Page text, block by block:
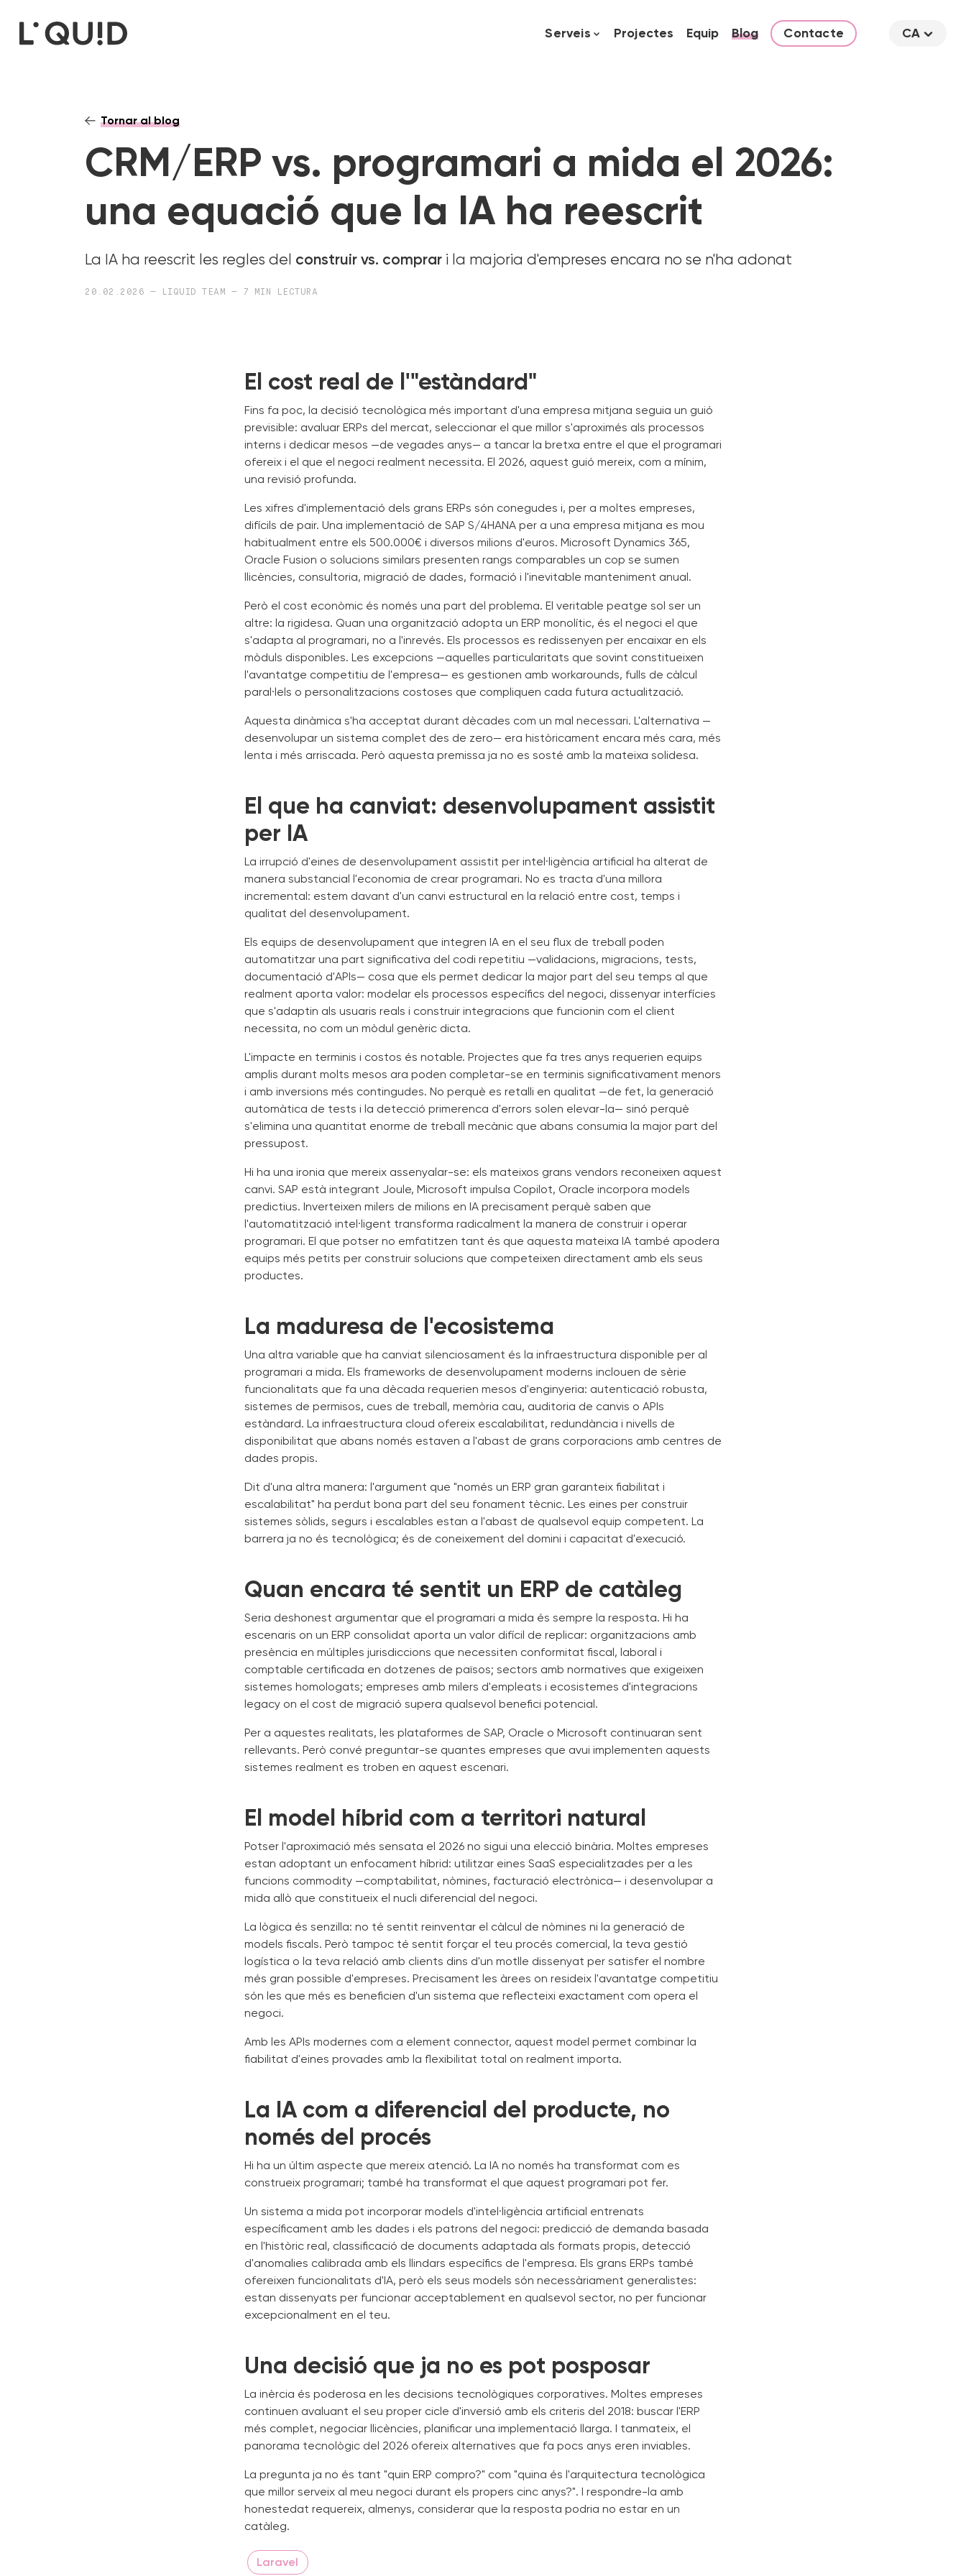
Serveis Projectes Equip Blog Contacte CA
Tornar al blog
CRM/ERP vs. programari a mida el 2026:
una equació que la IA ha reescrit
La IA ha reescrit les regles del construir vs. comprar i la majoria d'empreses encara no se n'ha adonat
20.02.2026 — LIQUID TEAM — 7 MIN LECTURA
El cost real de l'"estàndard"
Fins fa poc, la decisió tecnològica més important d'una empresa mitjana seguia un guió
previsible: avaluar ERPs del mercat, seleccionar el que millor s'aproximés als processos
interns i dedicar mesos —de vegades anys— a tancar la bretxa entre el que el programari
ofereix i el que el negoci realment necessita. El 2026, aquest guió mereix, com a mínim,
una revisió profunda.
Les xifres d'implementació dels grans ERPs són conegudes i, per a moltes empreses,
difícils de pair. Una implementació de SAP S/4HANA per a una empresa mitjana es mou
habitualment entre els 500.000€ i diversos milions d'euros. Microsoft Dynamics 365,
Oracle Fusion o solucions similars presenten rangs comparables un cop se sumen
llicències, consultoria, migració de dades, formació i l'inevitable manteniment anual.
Però el cost econòmic és només una part del problema. El veritable peatge sol ser un
altre: la rigidesa. Quan una organització adopta un ERP monolític, és el negoci el que
s'adapta al programari, no a l'inrevés. Els processos es redissenyen per encaixar en els
mòduls disponibles. Les excepcions —aquelles particularitats que sovint constitueixen
l'avantatge competitiu de l'empresa— es gestionen amb workarounds, fulls de càlcul
paral·lels o personalitzacions costoses que compliquen cada futura actualització.
Aquesta dinàmica s'ha acceptat durant dècades com un mal necessari. L'alternativa —
desenvolupar un sistema complet des de zero— era històricament encara més cara, més
lenta i més arriscada. Però aquesta premissa ja no es sosté amb la mateixa solidesa.
El que ha canviat: desenvolupament assistit
per IA
La irrupció d'eines de desenvolupament assistit per intel·ligència artificial ha alterat de
manera substancial l'economia de crear programari. No es tracta d'una millora
incremental: estem davant d'un canvi estructural en la relació entre cost, temps i
qualitat del desenvolupament.
Els equips de desenvolupament que integren IA en el seu flux de treball poden
automatitzar una part significativa del codi repetitiu —validacions, migracions, tests,
documentació d'APIs— cosa que els permet dedicar la major part del seu temps al que
realment aporta valor: modelar els processos específics del negoci, dissenyar interfícies
que s'adaptin als usuaris reals i construir integracions que funcionin com el client
necessita, no com un mòdul genèric dicta.
L'impacte en terminis i costos és notable. Projectes que fa tres anys requerien equips
amplis durant molts mesos ara poden completar-se en terminis significativament menors
i amb inversions més contingudes. No perquè es retalli en qualitat —de fet, la generació
automàtica de tests i la detecció primerenca d'errors solen elevar-la— sinó perquè
s'elimina una quantitat enorme de treball mecànic que abans consumia la major part del
pressupost.
Hi ha una ironia que mereix assenyalar-se: els mateixos grans vendors reconeixen aquest
canvi. SAP està integrant Joule, Microsoft impulsa Copilot, Oracle incorpora models
predictius. Inverteixen milers de milions en IA precisament perquè saben que
l'automatització intel·ligent transforma radicalment la manera de construir i operar
programari. El que potser no emfatitzen tant és que aquesta mateixa IA també apodera
equips més petits per construir solucions que competeixen directament amb els seus
productes.
La maduresa de l'ecosistema
Una altra variable que ha canviat silenciosament és la infraestructura disponible per al
programari a mida. Els frameworks de desenvolupament moderns inclouen de sèrie
funcionalitats que fa una dècada requerien mesos d'enginyeria: autenticació robusta,
sistemes de permisos, cues de treball, memòria cau, auditoria de canvis o APIs
estàndard. La infraestructura cloud ofereix escalabilitat, redundància i nivells de
disponibilitat que abans només estaven a l'abast de grans corporacions amb centres de
dades propis.
Dit d'una altra manera: l'argument que "només un ERP gran garanteix fiabilitat i
escalabilitat" ha perdut bona part del seu fonament tècnic. Les eines per construir
sistemes sòlids, segurs i escalables estan a l'abast de qualsevol equip competent. La
barrera ja no és tecnològica; és de coneixement del domini i capacitat d'execució.
Quan encara té sentit un ERP de catàleg
Seria deshonest argumentar que el programari a mida és sempre la resposta. Hi ha
escenaris on un ERP consolidat aporta un valor difícil de replicar: organitzacions amb
presència en múltiples jurisdiccions que necessiten conformitat fiscal, laboral i
comptable certificada en dotzenes de països; sectors amb normatives que exigeixen
sistemes homologats; empreses amb milers d'empleats i ecosistemes d'integracions
legacy on el cost de migració supera qualsevol benefici potencial.
Per a aquestes realitats, les plataformes de SAP, Oracle o Microsoft continuaran sent
rellevants. Però convé preguntar-se quantes empreses que avui implementen aquests
sistemes realment es troben en aquest escenari.
El model híbrid com a territori natural
Potser l'aproximació més sensata el 2026 no sigui una elecció binària. Moltes empreses
estan adoptant un enfocament híbrid: utilitzar eines SaaS especialitzades per a les
funcions commodity —comptabilitat, nòmines, facturació electrònica— i desenvolupar a
mida allò que constitueix el nucli diferencial del negoci.
La lògica és senzilla: no té sentit reinventar el càlcul de nòmines ni la generació de
models fiscals. Però tampoc té sentit forçar el teu procés comercial, la teva gestió
logística o la teva relació amb clients dins d'un motlle dissenyat per satisfer el nombre
més gran possible d'empreses. Precisament les àrees on resideix l'avantatge competitiu
són les que més es beneficien d'un sistema que reflecteixi exactament com opera el
negoci.
Amb les APIs modernes com a element connector, aquest model permet combinar la
fiabilitat d'eines provades amb la flexibilitat total on realment importa.
La IA com a diferencial del producte, no
només del procés
Hi ha un últim aspecte que mereix atenció. La IA no només ha transformat com es
construeix programari; també ha transformat el que aquest programari pot fer.
Un sistema a mida pot incorporar models d'intel·ligència artificial entrenats
específicament amb les dades i els patrons del negoci: predicció de demanda basada
en l'històric real, classificació de documents adaptada als formats propis, detecció
d'anomalies calibrada amb els llindars específics de l'empresa. Els grans ERPs també
ofereixen funcionalitats d'IA, però els seus models són necessàriament generalistes:
estan dissenyats per funcionar acceptablement en qualsevol sector, no per funcionar
excepcionalment en el teu.
Una decisió que ja no es pot posposar
La inèrcia és poderosa en les decisions tecnològiques corporatives. Moltes empreses
continuen avaluant el seu proper cicle d'inversió amb els criteris del 2018: buscar l'ERP
més complet, negociar llicències, planificar una implementació llarga. I tanmateix, el
panorama tecnològic del 2026 ofereix alternatives que fa pocs anys eren inviables.
La pregunta ja no és tant "quin ERP compro?" com "quina és l'arquitectura tecnològica
que millor serveix al meu negoci durant els propers cinc anys?". I respondre-la amb
honestedat requereix, almenys, considerar que la resposta podria no estar en un
catàleg.
Laravel